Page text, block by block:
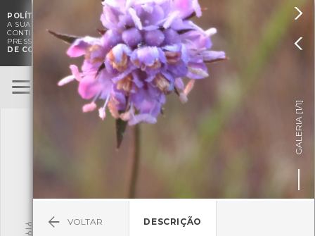
POLÍTICA DE COOKIES. O CMIA UTILIZA COOKIES PARA MELHORAR
A SUA EXPERIÊNCIA DE NAVEGAÇÃO E PARA FINS ESTATÍSTICOS.
CONTINUAÇÃO DA UTILIZAÇÃO DESTE WEBSITE E SERVIÇOS
PRESSUPÕE A ACEITAÇÃO DA UTILIZAÇÃO DE COOKIES.
DE COOKIES

BioRegisto
TERMOS DE UTILIZAÇÃO
Pesquisa


GALERIA [
1/1
]
VOLTAR DESCRIÇÃO